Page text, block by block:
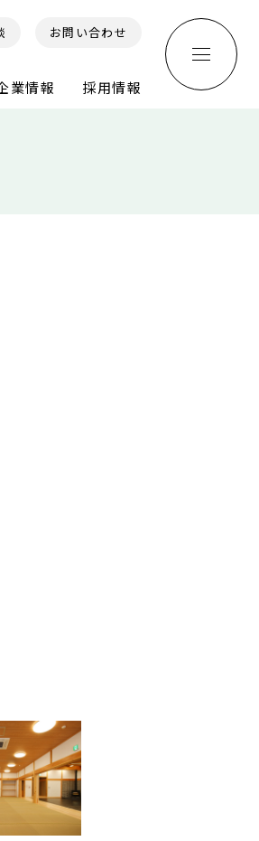
お問い合わせ
業情報 採用情報